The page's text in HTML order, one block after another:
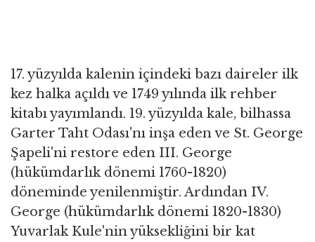
17. yüzyılda kalenin içindeki bazı daireler ilk
kez halka açıldı ve 1749 yılında ilk rehber
kitabı yayımlandı. 19. yüzyılda kale, bilhassa
Garter Taht Odası'nı inşa eden ve St. George
Şapeli'ni restore eden III. George
(hükümdarlık dönemi 1760-1820)
döneminde yenilenmiştir. Ardından IV.
George (hükümdarlık dönemi 1820-1830)
Yuvarlak Kule'nin yüksekliğini bir kat